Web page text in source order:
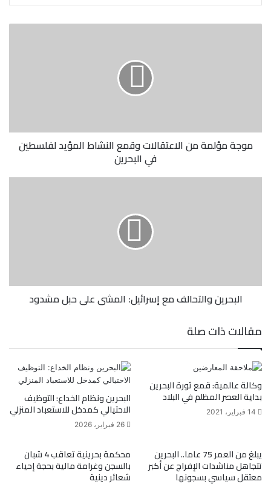
موجة مؤلمة من الاعتقالات وقمع النشاط المؤيد لفلسطين
في البحرين
البحرين والتحالف مع إسرائيل: المشي على حبل مشدود
مقالات ذات صلة
وكالة عالمية: قمع ثورة البحرين
بداية العصر المظلم في البلاد
14 فبراير، 2021
البحرين ونظام الخداع: التوظيف
الاحتيالي كمدخل للاستعباد المنزلي
26 فبراير، 2026
يبلغ من العمر 75 عاما.. البحرين
تتجاهل مناشدات الإفراج عن أكبر
معتقل سياسي بسجونها
محكمة بحرينية تعاقب 4 شبان
بالسجن وغرامة مالية بحجة إحياء
شعائر دينية